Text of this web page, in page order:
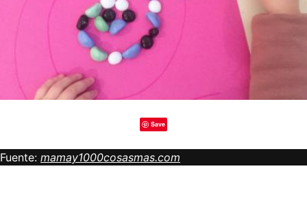
Save
Fuente: mamay1000cosasmas.com